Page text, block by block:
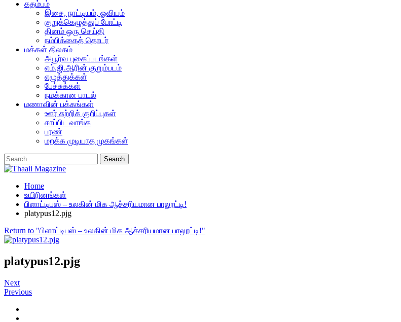
கதம்பம்
இசை, நாட்டியம், ஓவியம்
குறுக்கெழுத்துப் போட்டி
தினம் ஒரு செய்தி
நம்பிக்கைத் தொடர்
மக்கள் திலகம்
அபூர்வ புகைப்படங்கள்
எம்.ஜி.ஆரின் குறும்படம்
எழுத்துக்கள்
பேச்சுக்கள்
நமக்கான பாடல்
மணாவின் பக்கங்கள்
ஊர் சுற்றிக் குறிப்புகள்
சாப்பிட வாங்க
பரண்
மறக்க முடியாத முகங்கள்
Home
உயிரினங்கள்
பிளாட்டிபஸ் – உலகின் மிக ஆச்சரியமான பாலூட்டி!
platypus12.pjg
Return to "பிளாட்டிபஸ் – உலகின் மிக ஆச்சரியமான பாலூட்டி!"
platypus12.pjg
Next
Previous